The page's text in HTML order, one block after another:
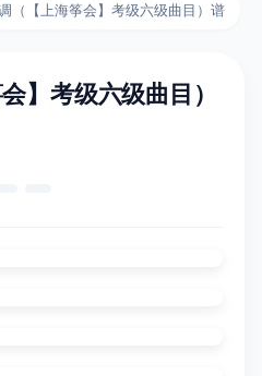
（【上海筝会】考级六级曲目）谱
】考级六级曲目）